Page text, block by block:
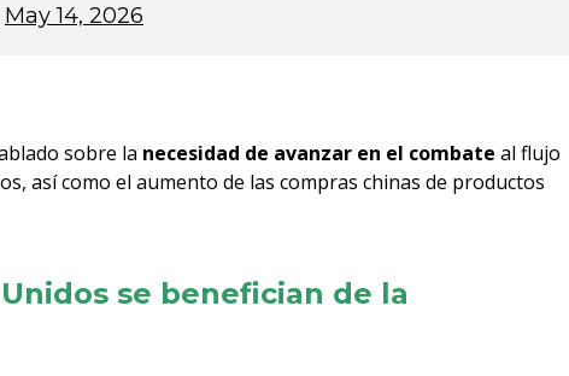
May 14, 2026
sobre la necesidad de avanzar en el combate al flujo
así como el aumento de las compras chinas de productos
se benefician de la